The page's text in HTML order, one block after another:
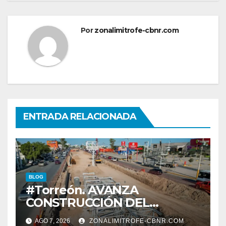
Porzonalimitrofe-cbnr.com
ENTRADA RELACIONADA
BLOG
#Torreón. AVANZA
CONSTRUCCIÓN DEL
SISTEMA VIAL ORIENTE,
AGO 7, 2026 ZONALIMITROFE-CBNR.COM